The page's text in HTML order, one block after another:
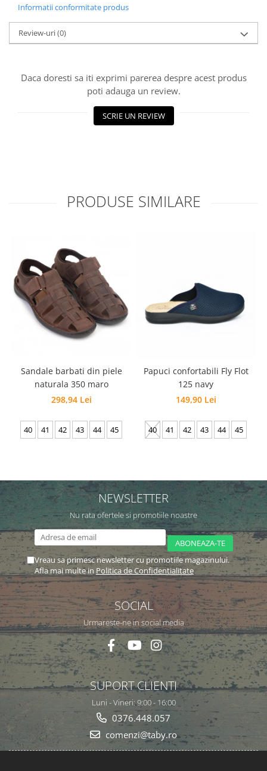
Informatii conformitate produs
Review-uri(0)
Daca doresti sa iti exprimi parerea despre acest produs
poti adauga un review.
SCRIE UN REVIEW
PRODUSE SIMILARE
Sandale barbati din piele
naturala 350 maro
298,94 Lei
40 41 42 43 44 45
Papuci confortabili Fly Flot
125 navy
149,90 Lei
40 41 42 43 44 45
NEWSLETTER
Nu rata ofertele si promotiile noastre
Vreau sa primesc newsletter cu promotiile magazinului.
Afla mai multe in Politica de Confidentialitate
SOCIAL
Urmareste-ne in social media
SUPORT CLIENTI
Luni - Vineri: 9:00 - 16:00
0376.448.057
comenzi@taby.ro